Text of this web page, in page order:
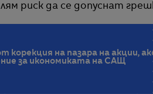
риск да се допуснат
корекция на пазара на акции,
за икономиката на САЩ